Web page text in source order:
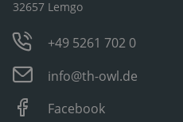
32657 Lemgo
+49 5261 702 0
info@th-owl.de
Facebook